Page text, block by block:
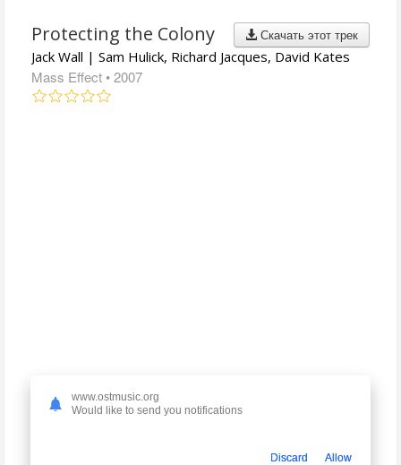
Скачать этот трек
Protecting the Colony
Jack Wall | Sam Hulick, Richard Jacques, David Kates
Mass Effect • 2007
www.ostmusic.org
Would like to send you notifications
Discard Allow